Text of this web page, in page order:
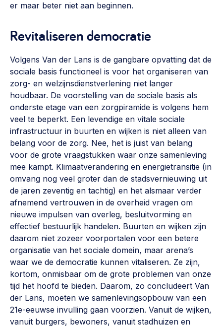
er maar beter niet aan beginnen.
Revitaliseren democratie
Volgens Van der Lans is de gangbare opvatting dat de
sociale basis functioneel is voor het organiseren van
zorg- en welzijnsdienstverlening niet langer
houdbaar. De voorstelling van de sociale basis als
onderste etage van een zorgpiramide is volgens hem
veel te beperkt. Een levendige en vitale sociale
infrastructuur in buurten en wijken is niet alleen van
belang voor de zorg. Nee, het is juist van belang
voor de grote vraagstukken waar onze samenleving
mee kampt. Klimaatverandering en energietransitie (in
omvang nog veel groter dan de stadsvernieuwing uit
de jaren zeventig en tachtig) en het alsmaar verder
afnemend vertrouwen in de overheid vragen om
nieuwe impulsen van overleg, besluitvorming en
effectief bestuurlijk handelen. Buurten en wijken zijn
daarom niet zozeer voorportalen voor een betere
organisatie van het sociale domein, maar arena’s
waar we de democratie kunnen vitaliseren. Ze zijn,
kortom, onmisbaar om de grote problemen van onze
tijd het hoofd te bieden. Daarom, zo concludeert Van
der Lans, moeten we samenlevingsopbouw van een
21e-eeuwse invulling gaan voorzien. Vanuit de wijken,
vanuit burgers, bewoners, vanuit stadhuizen en